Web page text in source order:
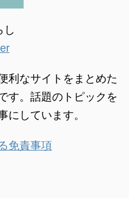
し
利なサイトをまとめた
す。話題のトピックを
にしています。
免責事項